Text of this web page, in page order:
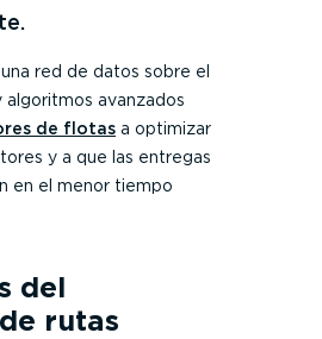
red de datos sobre el
avanzados
de flotas a optimizar
y a que las entregas
en el menor tiempo
del
rutas